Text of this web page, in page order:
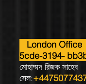
London
5cde-3194-
মোহাম্মদ রিজক সাহেব
সেল: